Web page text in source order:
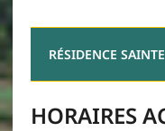
RÉSIDENCE
HORAIRES